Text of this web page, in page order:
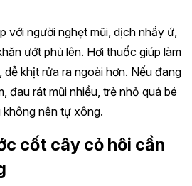
với người nghẹt mũi, dịch nhầy ứ,
ướt phủ lên. Hơi thuốc giúp làm
dễ khịt rửa ra ngoài hơn. Nếu đang
đau rát mũi nhiều, trẻ nhỏ quá bé
nên tự xông.
cốt cây cỏ hôi cần